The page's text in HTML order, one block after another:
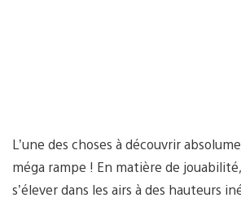
L’une des choses à découvrir
méga rampe ! En matière de
s’élever dans les airs à des hauteurs